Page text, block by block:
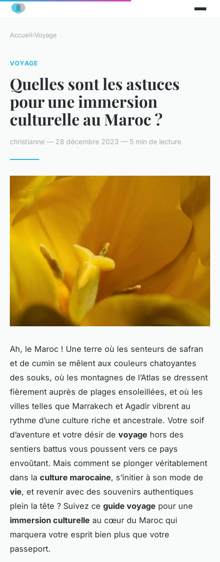
Accueil›Voyage
VOYAGE
Quelles sont les astuces
pour une immersion
culturelle au Maroc ?
christianne — 28 décembre 2023 — 5 min de lecture
Ah, le Maroc ! Une terre où les senteurs de safran
et de cumin se mêlent aux couleurs chatoyantes
des souks, où les montagnes de l’Atlas se dressent
fièrement auprès de plages ensoleillées, et où les
villes telles que Marrakech et Agadir vibrent au
rythme d’une culture riche et ancestrale. Votre soif
d’aventure et votre désir de voyage hors des
sentiers battus vous poussent vers ce pays
envoûtant. Mais comment se plonger véritablement
dans la culture marocaine, s’initier à son mode de
vie, et revenir avec des souvenirs authentiques
plein la tête ? Suivez ce guide voyage pour une
immersion culturelle au cœur du Maroc qui
marquera votre esprit bien plus que votre
passeport.